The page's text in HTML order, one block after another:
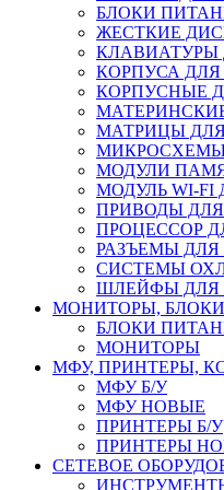
БЛОКИ
ЖЕСТКИЕ
КЛАВИАТУРЫ
КОРПУСА
КОРПУСНЫЕ
МАТРИЦЫ
МОДУЛИ
МОДУЛЬ WI-FI
ПРИВОДЫ
ПРОЦЕССОР
РАЗЪЕМЫ
СИСТЕМЫ
ШЛЕЙФЫ ДЛЯ
МОНИТОРЫ,
БЛОКИ
МОНИТОРЫ
МФУ, ПРИНТЕРЫ,
МФУ Б/У
МФУ НОВЫЕ
ПРИНТЕРЫ Б/У
ПРИНТЕРЫ
СЕТЕВОЕ